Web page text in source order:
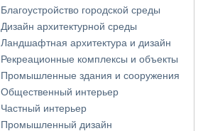
Благоустройство городской среды
Дизайн архитектурной среды
Ландшафтная архитектура и дизайн
Рекреационные комплексы и объекты
Промышленные здания и сооружения
Общественный интерьер
Частный интерьер
Промышленный дизайн